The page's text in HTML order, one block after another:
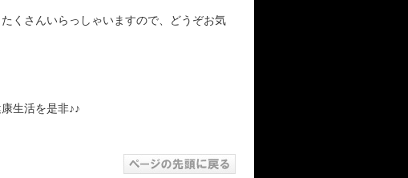
くさんいらっしゃいますので、どうぞお気
生活を是非♪♪